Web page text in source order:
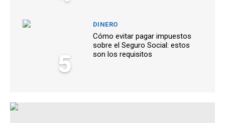
5
DINERO
Cómo evitar pagar impuestos
sobre el Seguro Social: estos
son los requisitos